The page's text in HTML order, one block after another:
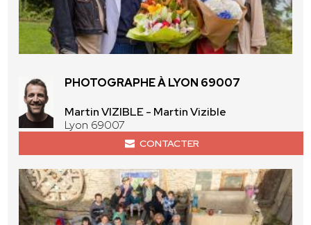
PHOTOGRAPHE À LYON 69007
Martin VIZIBLE - Martin Vizible
Lyon 69007
CONTACTER